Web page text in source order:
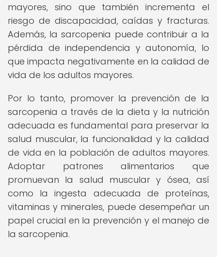
mayores, sino que también incrementa el
riesgo de discapacidad, caídas y fracturas.
Además, la sarcopenia puede contribuir a la
pérdida de independencia y autonomía, lo
que impacta negativamente en la calidad de
vida de los adultos mayores.
Por lo tanto, promover la prevención de la
sarcopenia a través de la dieta y la nutrición
adecuada es fundamental para preservar la
salud muscular, la funcionalidad y la calidad
de vida en la población de adultos mayores.
Adoptar patrones alimentarios que
promuevan la salud muscular y ósea, así
como la ingesta adecuada de proteínas,
vitaminas y minerales, puede desempeñar un
papel crucial en la prevención y el manejo de
la sarcopenia.